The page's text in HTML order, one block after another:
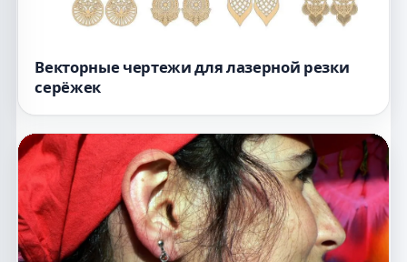
Векторные чертежи для лазерной резки
серёжек